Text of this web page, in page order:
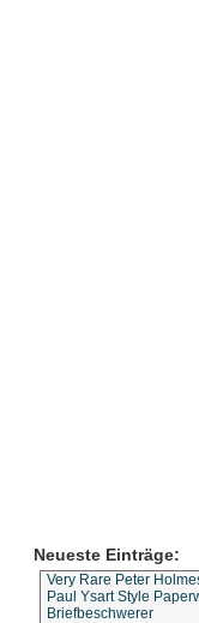
Neueste Einträge:
Very Rare Peter
Paul Ysart Style
Briefbeschwerer